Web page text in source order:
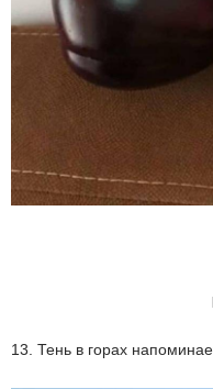
13. Тень в горах